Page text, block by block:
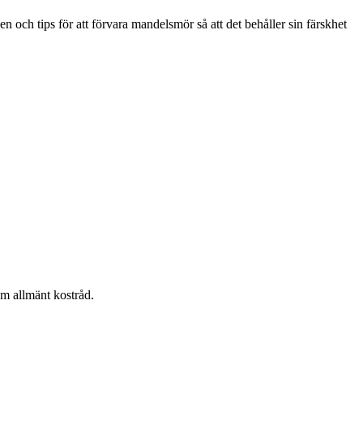
och tips för att förvara mandelsmör så att det behåller sin färskhet
allmänt kostråd.